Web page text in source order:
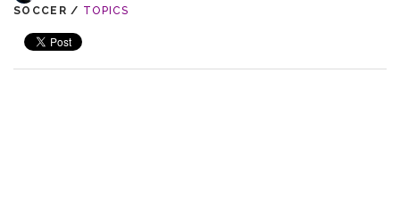
SOCCER / TOPICS